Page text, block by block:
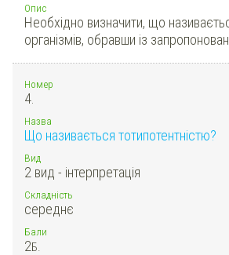
Опис
Необхідно визначити, що
організмів, обравши із
Номер
4.
Назва
Що називається тотипотентністю?
Вид
2 вид - інтерпретація
Складність
середнє
Бали
2Б.